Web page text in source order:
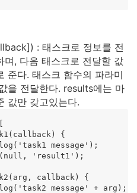
: 태스크로 정보를 전
며, 다음 태스크로 전달할 값
준다. 태스크 함수의 파라미
을 전달한다. results에는 마
값만 갖고있는다.
{
message');
'result1');
callback) {
message' + arg);